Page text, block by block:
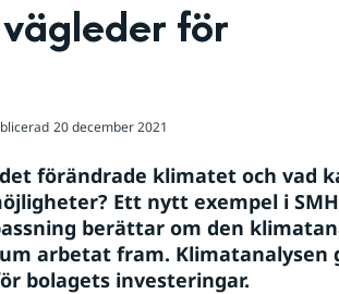
för
20 december 2021
förändrade klimatet och vad
Ett nytt exempel i
berättar om den
arbetat fram. Klimatanalysen
bolagets investeringar.